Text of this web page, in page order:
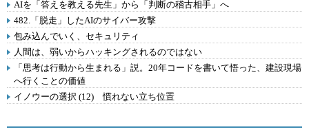
AIを「答えを教える先生」から「判断の稽古相手」へ
482.「脱走」したAIのサイバー攻撃
包み込んでいく、セキュリティ
人間は、弱いからハッキングされるのではない
「思考は行動から生まれる」説。20年コードを書いて悟った、建設現場
へ行くことの価値
イノウーの選択 (12) 慣れない立ち位置